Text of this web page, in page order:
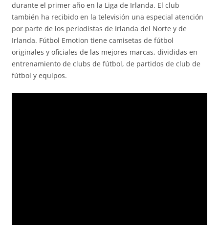
durante el primer año en la Liga de Irlanda. El club
también ha recibido en la televisión una especial atención
por parte de los periodistas de Irlanda del Norte y de
Irlanda. Fútbol Emotion tiene camisetas de fútbol
originales y oficiales de las mejores marcas, divididas en
entrenamiento de clubs de fútbol, de partidos de club de
fútbol y equipos.